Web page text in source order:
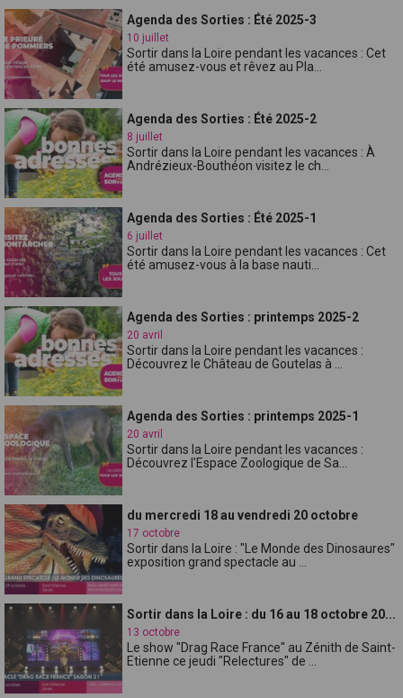
Agenda des Sorties : Été 2025-3
10 juillet
Sortir dans la Loire pendant les vacances : Cet
été amusez-vous et rêvez au Pla...
Agenda des Sorties : Été 2025-2
8 juillet
Sortir dans la Loire pendant les vacances : À
Andrézieux-Bouthéon visitez le ch...
Agenda des Sorties : Été 2025-1
6 juillet
Sortir dans la Loire pendant les vacances : Cet
été amusez-vous à la base nauti...
Agenda des Sorties : printemps 2025-2
20 avril
Sortir dans la Loire pendant les vacances :
Découvrez le Château de Goutelas à ...
Agenda des Sorties : printemps 2025-1
20 avril
Sortir dans la Loire pendant les vacances :
Découvrez l'Espace Zoologique de Sa...
du mercredi 18 au vendredi 20 octobre
17 octobre
Sortir dans la Loire : "Le Monde des Dinosaures"
exposition grand spectacle au ...
Sortir dans la Loire : du 16 au 18 octobre 20...
13 octobre
Le show "Drag Race France" au Zénith de Saint-
Etienne ce jeudi "Relectures" de ...